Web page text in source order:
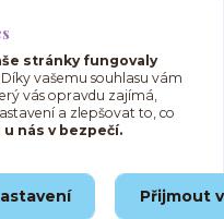
Colours s.r.o., IČO: 02562286, se
stránky fungovaly
Díky vašemu souhlasu vám
vás opravdu zajímá,
a zlepšovat to, co
nás v bezpečí.
Přijmout